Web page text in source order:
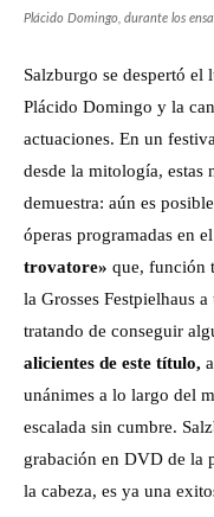
Plácido Domingo, durante los
Salzburgo se despertó el
Plácido Domingo y la
actuaciones. En un
desde la mitología, estas
demuestra: aún es
óperas programadas en
trovatore» que, función
la Grosses Festpielhaus
tratando de conseguir
alicientes de este título,
unánimes a lo largo del
escalada sin cumbre.
grabación en DVD de la
la cabeza, es ya una